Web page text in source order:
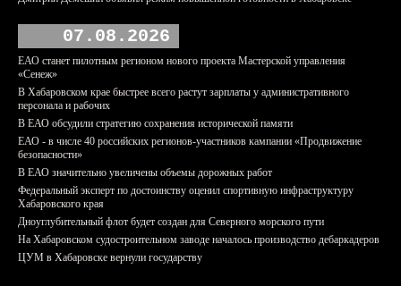
07.08.2026
ЕАО станет пилотным регионом нового проекта Мастерской управления
«Сенеж»
В Хабаровском крае быстрее всего растут зарплаты у административного
персонала и рабочих
В ЕАО обсудили стратегию сохранения исторической памяти
ЕАО - в числе 40 российских регионов-участников кампании «Продвижение
безопасности»
В ЕАО значительно увеличены объемы дорожных работ
Федеральный эксперт по достоинству оценил спортивную инфраструктуру
Хабаровского края
Дноуглубительный флот будет создан для Северного морского пути
На Хабаровском судостроительном заводе началось производство дебаркадеров
ЦУМ в Хабаровске вернули государству